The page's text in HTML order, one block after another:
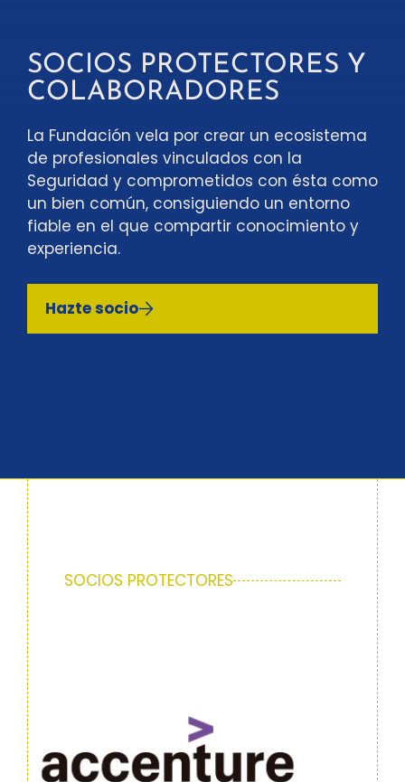
SOCIOS PROTECTORES Y
COLABORADORES
La Fundación vela por crear un ecosistema
de profesionales vinculados con la
Seguridad y comprometidos con ésta como
un bien común, consiguiendo un entorno
fiable en el que compartir conocimiento y
experiencia.
Hazte socio
SOCIOS PROTECTORES